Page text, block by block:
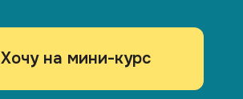
Хочу на мини-курс